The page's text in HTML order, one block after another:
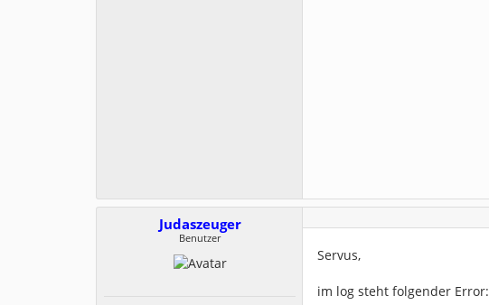
Judaszeuger
Benutzer
Servus,
im log steht folgender Error: